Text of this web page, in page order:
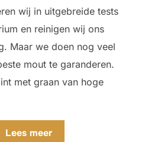
wij in uitgebreide tests
en reinigen wij ons
Maar we doen nog veel
mout te garanderen.
met graan van hoge
Lees meer